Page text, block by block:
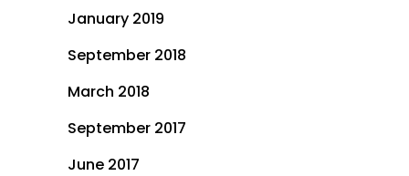
January 2019
September 2018
March 2018
September 2017
June 2017